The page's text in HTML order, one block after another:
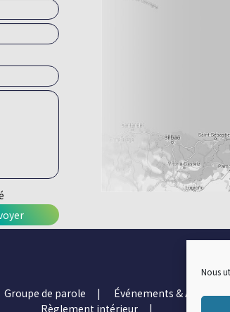
Nous
Groupe de parole Événements & Ateliers
Règlement intérieur